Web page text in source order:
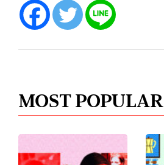
MOST POPULAR